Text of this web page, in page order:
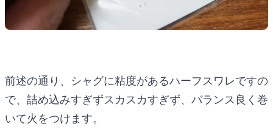
前述の通り、シャグに粘度があるハーフスワレですの
で、詰め込みすぎずスカスカすぎず、バランス良く巻
いて火をつけます。